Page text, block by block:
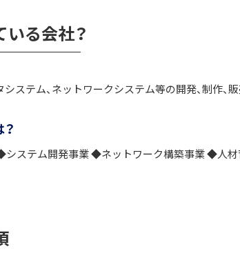
いる会社？
ステム、ネットワークシステム等の開発、制作
ステム開発事業 ◆ネットワーク構築事業 ◆人材